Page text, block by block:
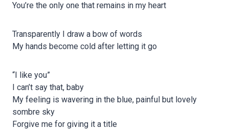
You’re the only one that remains in my heart
Transparently I draw a bow of words
My hands become cold after letting it go
“I like you”
I can’t say that, baby
My feeling is wavering in the blue, painful but lovely
sombre sky
Forgive me for giving it a title